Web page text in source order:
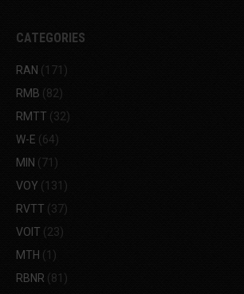
CATEGORIES
RAN (171)
RMB (82)
RMTT (32)
W-E (64)
MIN (71)
VOY (131)
RVTT (37)
VOIT (23)
MTH (1)
RBNR (81)